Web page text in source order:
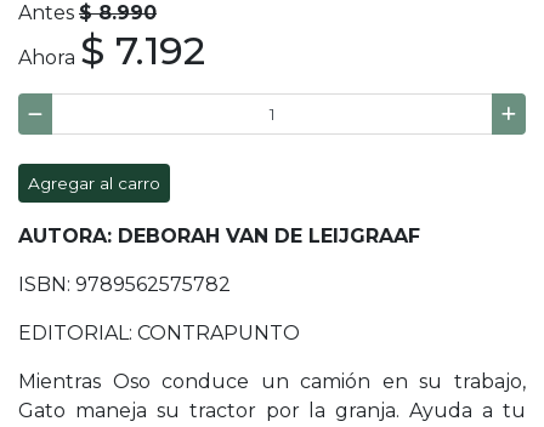
Antes $ 8.990
Ahora $ 7.192
Agregar al carro
AUTORA: DEBORAH VAN DE LEIJGRAAF
ISBN: 9789562575782
EDITORIAL: CONTRAPUNTO
Mientras Oso conduce un camión en su trabajo,
Gato maneja su tractor por la granja. Ayuda a tu